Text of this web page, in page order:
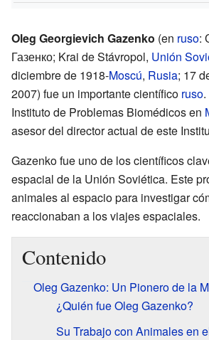
Oleg Georgievich Gazenko (en ruso:
Газенко; Krai de Stávropol, Unión
diciembre de 1918-Moscú, Rusia; 17
2007) fue un importante científico ruso
Instituto de Problemas Biomédicos en
asesor del director actual de este
Gazenko fue uno de los científicos
espacial de la Unión Soviética. Este
animales al espacio para investigar
reaccionaban a los viajes espaciales.
Contenido
Oleg Gazenko: Un Pionero de la
¿Quién fue Oleg Gazenko?
Su Trabajo con Animales en